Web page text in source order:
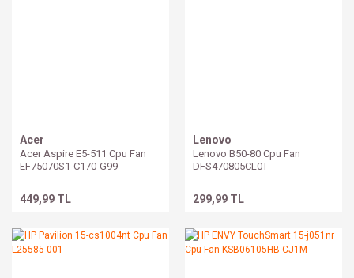
Acer
Acer Aspire E5-511 Cpu Fan
EF75070S1-C170-G99
449,99 TL
Lenovo
Lenovo B50-80 Cpu Fan
DFS470805CL0T
299,99 TL